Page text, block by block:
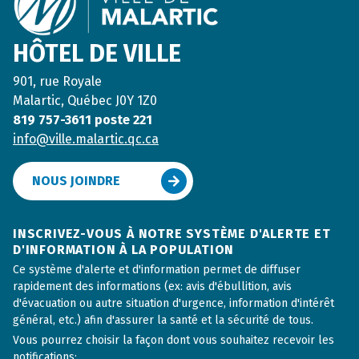
HÔTEL DE VILLE
901, rue Royale
Malartic, Québec J0Y 1Z0
819 757-3611 poste 221
info@ville.malartic.qc.ca
NOUS JOINDRE
INSCRIVEZ-VOUS À NOTRE SYSTÈME D'ALERTE ET
D'INFORMATION À LA POPULATION
Ce système d'alerte et d'information permet de diffuser
rapidement des informations (ex: avis d'ébullition, avis
d'évacuation ou autre situation d'urgence, information d'intérêt
général, etc.) afin d'assurer la santé et la sécurité de tous.
Vous pourrez choisir la façon dont vous souhaitez recevoir les